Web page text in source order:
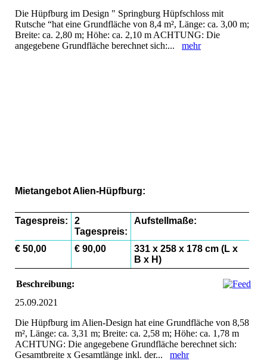
Die Hüpfburg im Design " Springburg Hüpfschloss mit
Rutsche “hat eine Grundfläche von 8,4 m², Länge: ca. 3,00 m;
Breite: ca. 2,80 m; Höhe: ca. 2,10 m ACHTUNG: Die
angegebene Grundfläche berechnet sich:... mehr
Mietangebot Alien-Hüpfburg:
Tagespreis:
2
Tagespreis:
Aufstellmaße:
€ 50,00 € 90,00
331 x 258 x 178 cm (L x
B x H)
Beschreibung:
25.09.2021
Die Hüpfburg im Alien-Design hat eine Grundfläche von 8,58
m², Länge: ca. 3,31 m; Breite: ca. 2,58 m; Höhe: ca. 1,78 m
ACHTUNG: Die angegebene Grundfläche berechnet sich:
Gesamtbreite x Gesamtlänge inkl. der... mehr